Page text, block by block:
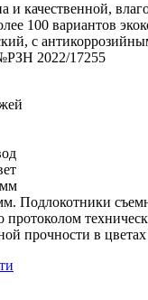
и качественной,
100 вариантов
с
2022/17255
Подлокотники
протоколом
прочности в